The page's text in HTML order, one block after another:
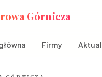
Górnicza
Firmy